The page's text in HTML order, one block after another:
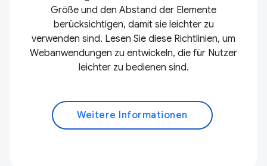
Größe und den Abstand der Elemente
berücksichtigen, damit sie leichter zu
verwenden sind. Lesen Sie diese Richtlinien, um
Webanwendungen zu entwickeln, die für Nutzer
leichter zu bedienen sind.
Weitere Informationen